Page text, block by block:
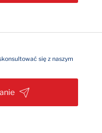
się z naszym